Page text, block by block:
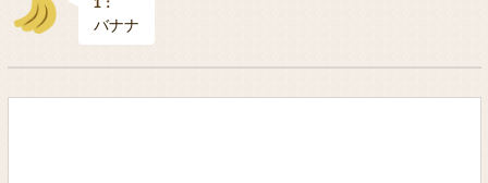
1：
バナナ